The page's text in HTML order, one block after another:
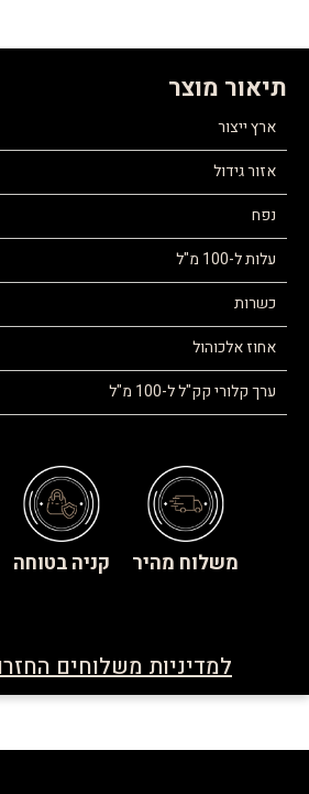
תיאור מוצר
ארץ ייצור
אזור גידול
נפח
עלות ל-100 מ"ל
כשרות
אחוז אלכוהול
ערך קלורי קק"ל ל-100 מ"ל
משלוח מהיר קניה בטוחה
למדיניות משלוחים